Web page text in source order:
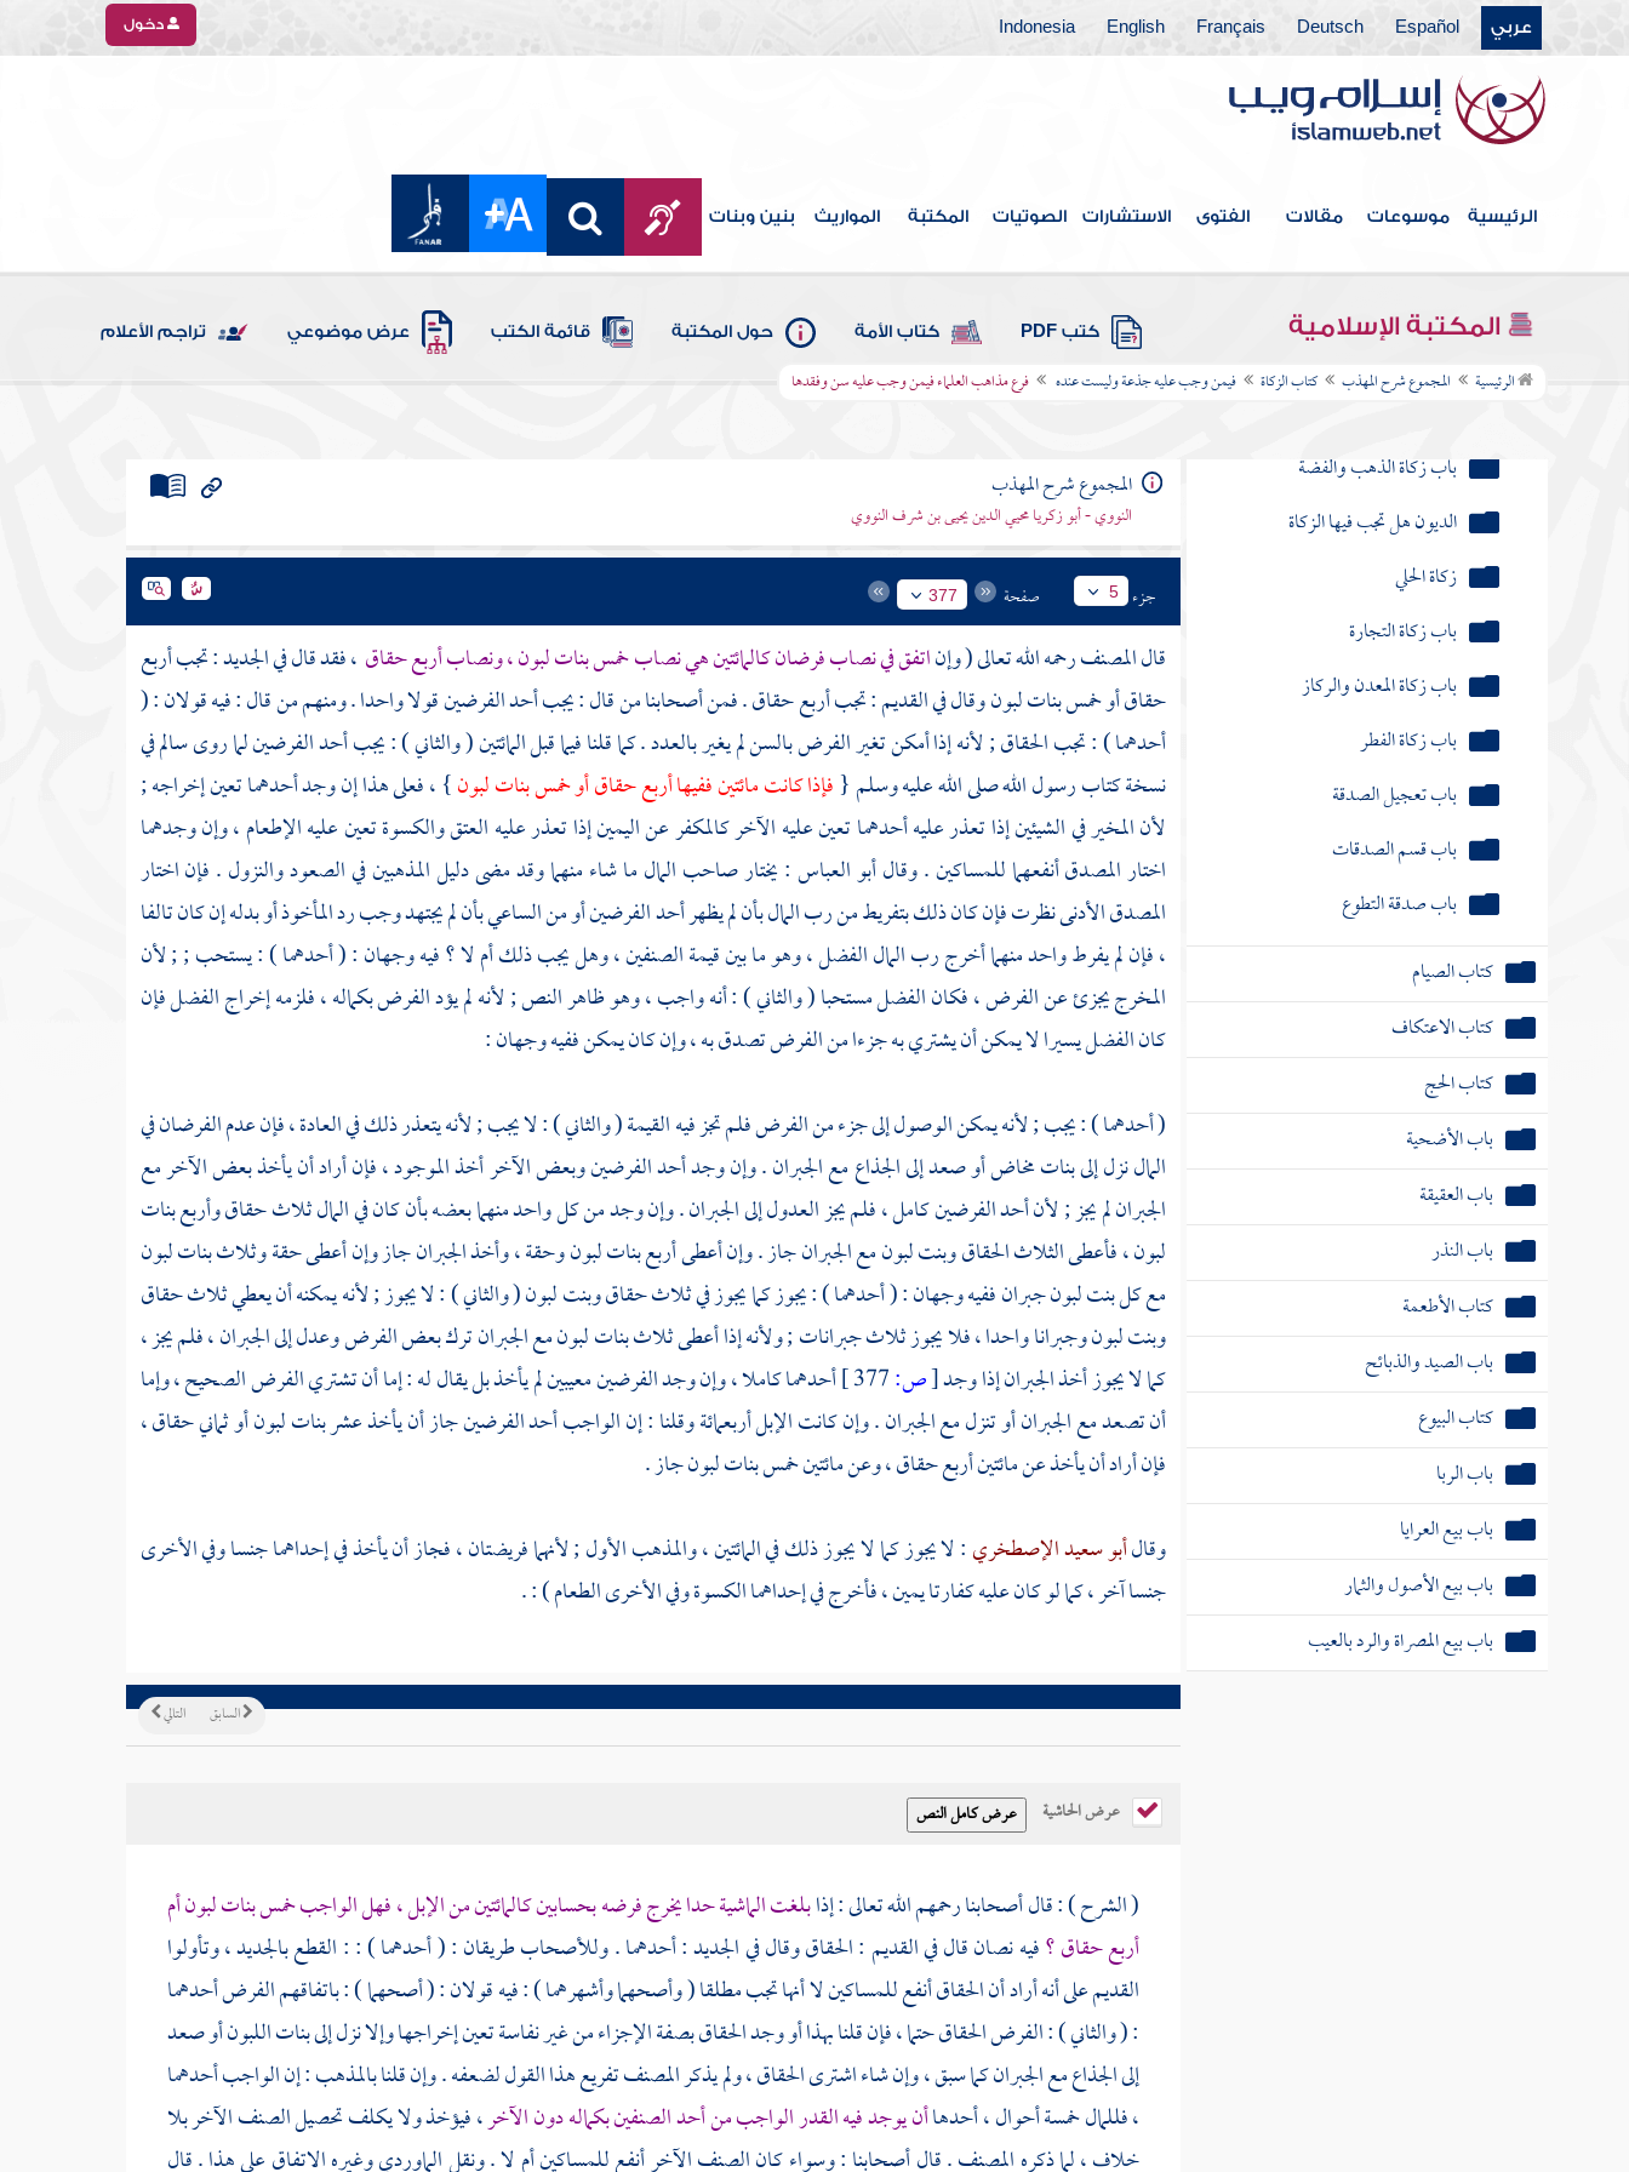
عربي Español
Deutsch
Français
English
Indonesia دخول
الرئيسية موسوعات مقالات الفتوى الاستشارات الصوتيات المكتبة المواريث بنين وبنات
المكتبة الإسلامية كتب PDF كتاب الأمة حول المكتبة قائمة الكتب عرض موضوعي تراجم الأعلام
الرئيسية المجموع شرح المهذب كتاب الزكاة فيمن وجب عليه جذعة وليست عنده فرع مذاهب العلماء فيمن وجب عليه سن وفقدها
باب زكاة الغنم
أخذ الربى والأكولة في الزكاة
باب الخلطة
باب زكاة الثمار
باب زكاة الزروع
فرع في مسائل تتعلق ببابي زكاة الثمار
باب زكاة الذهب والفضة
الديون هل تجب فيها الزكاة
زكاة الحلي
باب زكاة التجارة
باب زكاة المعدن والركاز
باب زكاة الفطر
باب تعجيل الصدقة
باب قسم الصدقات
باب صدقة التطوع
كتاب الصيام
كتاب الاعتكاف
كتاب الحج
باب الأضحية
باب العقيقة
باب النذر
كتاب الأطعمة
باب الصيد والذبائح
كتاب البيوع
باب الربا
باب بيع العرايا
باب بيع الأصول والثمار
باب بيع المصراة والرد بالعيب
المجموع شرح المهذب
النووي - أبو زكريا محيي الدين يحيى بن شرف النووي
جزء 5 صفحة 377
قالالمصنفرحمه الله تعالى ( وإناتفق في نصاب فرضان كالمائتين هي نصاب خمس بنات لبون ، ونصاب أربع حقاق ، فقد قال في الجديد : تجب أربع
حقاق أو خمس بنات لبون وقال في القديم : تجب أربع حقاق . فمن أصحابنا من قال : يجب أحد الفرضين قولا واحدا . ومنهم من قال : فيه قولان : (
أحدهما ) : تجب الحقاق ; لأنه إذا أمكن تغير الفرض بالسن لم يغير بالعدد . كما قلنا فيما قبل المائتين ( والثاني ) : يجب أحد الفرضين لما روىسالمفي
نسخة كتاب رسول الله صلى الله عليه وسلم {فإذا كانت مائتين ففيها أربع حقاق أو خمس بنات لبون} ، فعلى هذا إن وجد أحدهما تعين إخراجه ;
لأن المخير في الشيئين إذا تعذر عليه أحدهما تعين عليه الآخر كالمكفر عن اليمين إذا تعذر عليه العتق والكسوة تعين عليه الإطعام ، وإن وجدهما
اختار المصدق أنفعهما للمساكين . وقالأبو العباس: يختار صاحب المال ما شاء منهما وقد مضى دليل المذهبين في الصعود والنزول . فإن اختار
المصدق الأدنى نظرت فإن كان ذلك بتفريط من رب المال بأن لم يظهر أحد الفرضين أو من الساعي بأن لم يجتهد وجب رد المأخوذ أو بدله إن كان تالفا
، فإن لم يفرط واحد منهما أخرج رب المال الفضل ، وهو ما بين قيمة الصنفين ، وهل يجب ذلك أم لا ؟ فيه وجهان : ( أحدهما ) : يستحب ; ; لأن
المخرج يجزئ عن الفرض ، فكان الفضل مستحبا ( والثاني ) : أنه واجب ، وهو ظاهر النص ; لأنه لم يؤد الفرض بكماله ، فلزمه إخراج الفضل فإن
كان الفضل يسيرا لا يمكن أن يشتري به جزءا من الفرض تصدق به ، وإن كان يمكن ففيه وجهان :
( أحدهما ) : يجب ; لأنه يمكن الوصول إلى جزء من الفرض فلم تجز فيه القيمة ( والثاني ) : لا يجب ; لأنه يتعذر ذلك في العادة ، فإن عدم الفرضان في
المال نزل إلى بنات مخاض أو صعد إلى الجذاع مع الجبران . وإن وجد أحد الفرضين وبعض الآخر أخذ الموجود ، فإن أراد أن يأخذ بعض الآخر مع
الجبران لم يجز ; لأن أحد الفرضين كامل ، فلم يجز العدول إلى الجبران . وإن وجد من كل واحد منهما بعضه بأن كان في المال ثلاث حقاق وأربع بنات
لبون ، فأعطى الثلاث الحقاق وبنت لبون مع الجبران جاز . وإن أعطى أربع بنات لبون وحقة ، وأخذ الجبران جاز وإن أعطى حقة وثلاث بنات لبون
مع كل بنت لبون جبران ففيه وجهان : ( أحدهما ) : يجوز كما يجوز في ثلاث حقاق وبنت لبون ( والثاني ) : لا يجوز ; لأنه يمكنه أن يعطي ثلاث حقاق
وبنت لبون وجبرانا واحدا ، فلا يجوز ثلاث جبرانات ; ولأنه إذا أعطى ثلاث بنات لبون مع الجبران ترك بعض الفرض وعدل إلى الجبران ، فلم يجز ،
كما لا يجوز أخذ الجبران إذا وجد[ص:
أحدهما كاملا ، وإن وجد الفرضين معيبين لم يأخذ بل يقال له : إما أن تشتري الفرض الصحيح ، وإما
أن تصعد مع الجبران أو تنزل مع الجبران . وإن كانت الإبل أربعمائة وقلنا : إن الواجب أحد الفرضين جاز أن يأخذ عشر بنات لبون أو ثماني حقاق ،
فإن أراد أن يأخذ عن مائتين أربع حقاق ، وعن مائتين خمس بنات لبون جاز .
وقالأبو سعيد الإصطخري: لا يجوز كما لا يجوز ذلك في المائتين ، والمذهب الأول ; لأنهما فريضتان ، فجاز أن يأخذ في إحداهما جنسا وفي الأخرى
جنسا آخر ، كما لو كان عليه كفارتا يمين ، فأخرج في إحداهما الكسوة وفي الأخرى الطعام ) : .
التالي السابق
عرض الحاشية
( الشرح ) : قال أصحابنا رحمهم الله تعالى : إذابلغت الماشية حدا يخرج فرضه بحسابين كالمائتين من الإبل ، فهل الواجب خمس بنات لبون أم
أربع حقاق ؟فيه نصان قال في القديم : الحقاق وقال في الجديد : أحدهما . وللأصحاب طريقان : ( أحدهما ) : : القطع بالجديد ، وتأولوا
القديم على أنه أراد أن الحقاق أنفع للمساكين لا أنها تجب مطلقا ( وأصحهما وأشهرهما ) : فيه قولان : ( أصحهما ) : باتفاقهم الفرض أحدهما
: ( والثاني ) : الفرض الحقاق حتما ، فإن قلنا بهذا أو وجد الحقاق بصفة الإجزاء من غير نفاسة تعين إخراجها وإلا نزل إلى بنات اللبون أو صعد
إلى الجذاع مع الجبران كما سبق ، وإن شاء اشترى الحقاق ، ولم يذكرالمصنفتفريع هذا القول لضعفه . وإن قلنا بالمذهب : إن الواجب أحدهما
، فللمال خمسة أحوال ، أحدهاأن يوجد فيه القدر الواجب من أحد الصنفين بكماله دون الآخر، فيؤخذ ولا يكلف تحصيل الصنف الآخر بلا
خلاف ، لما ذكرهالمصنف. قال أصحابنا : وسواء كان الصنف الآخر أنفع للمساكين أم لا . ونقلالماورديوغيره الاتفاق على هذا . قال